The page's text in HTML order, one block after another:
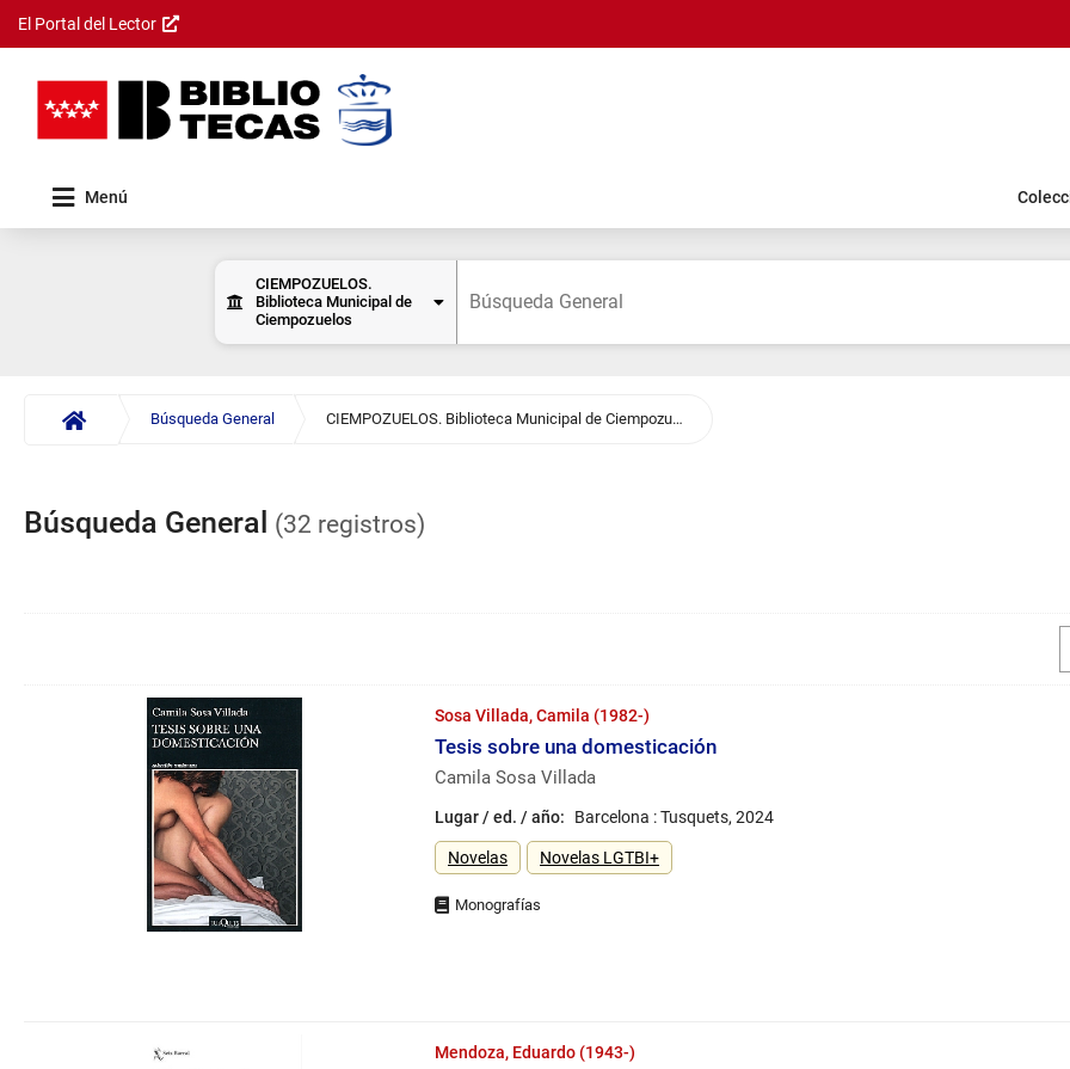
Saltar al
principal
El Portal del Lector
Menú
Resultados
de datos
CIEMPOZUELOS.
Biblioteca Municipal de
Ciempozuelos
seleccionar
centro
realizará
muestra
una
opciones
disponibles.
Buscar
Búsqueda General CIEMPOZUELOS. Biblioteca Municipal de Ciempozuelos
Búsqueda General (32 registros)
Sosa Villada, Camila (1982-)
Tesis sobre una domesticación
Camila Sosa Villada
Lugar / ed. / año:
Barcelona : Tusquets, 2024
Género
Novelas Novelas LGTBI+
Mendoza, Eduardo (1943-)